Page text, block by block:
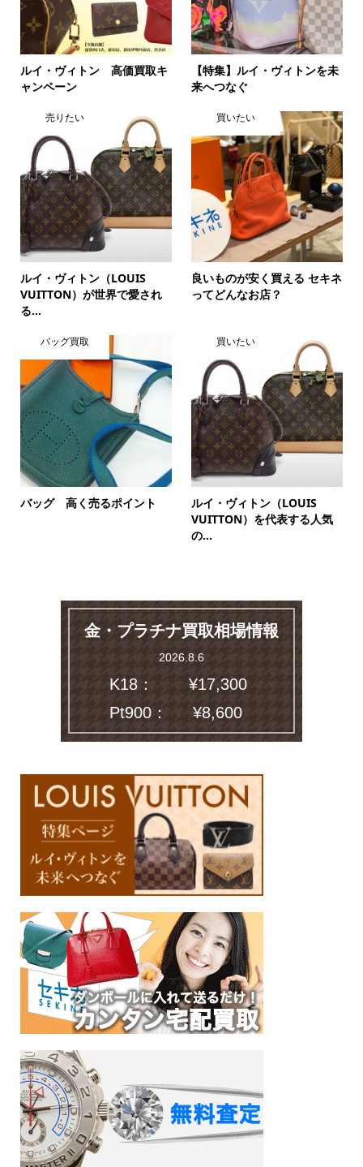
ルイ・ヴィトン 高価買取キ
ャンペーン
【特集】ルイ・ヴィトンを未
来へつなぐ
売りたい
ルイ・ヴィトン（LOUIS
VUITTON）が世界で愛され
る...
買いたい
良いものが安く買える セキネ
ってどんなお店？
バッグ買取
バッグ 高く売るポイント
買いたい
ルイ・ヴィトン（LOUIS
VUITTON）を代表する人気
の...
金・プラチナ買取相場情報
2026.8.6
K18：
¥17,300
Pt900：
¥8,600